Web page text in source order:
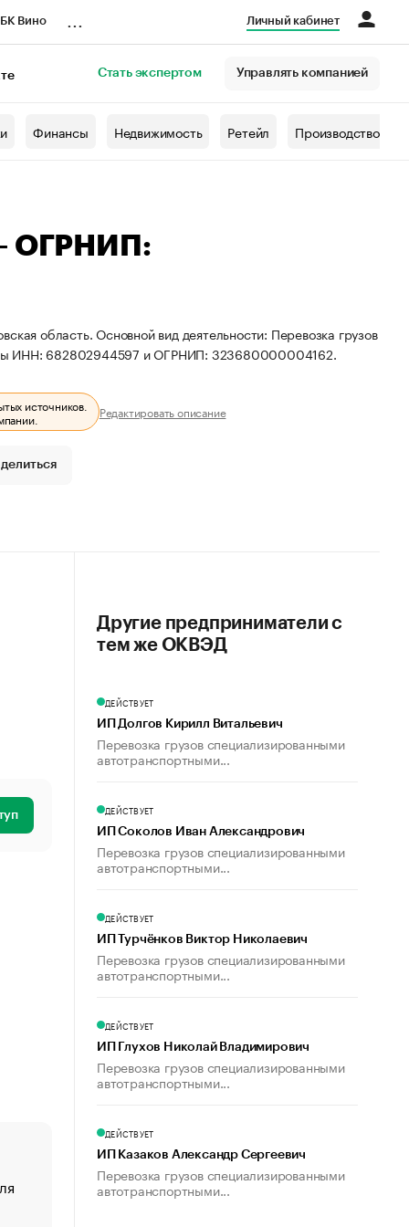
Вино Личный кабинет
Стать экспертом Управлять компанией
Финансы Недвижимость Ретейл Производство
ОГРНИП:
область. Основной вид деятельности: Перевозка грузов
ИНН: 682802944597 и ОГРНИП: 323680000004162.
источников. Редактировать описание
«От спорта тело стареет иначе». Как живет глава
создавшей GTA
Другие предприниматели с
тем же ОКВЭД
ДЕЙСТВУЕТ
ИП Долгов Кирилл Витальевич
Перевозка грузов специализированными
автотранспортными...
ДЕЙСТВУЕТ
ИП Соколов Иван Александрович
Перевозка грузов специализированными
автотранспортными...
ДЕЙСТВУЕТ
ИП Турчёнков Виктор Николаевич
Перевозка грузов специализированными
автотранспортными...
ДЕЙСТВУЕТ
ИП Глухов Николай Владимирович
Перевозка грузов специализированными
автотранспортными...
ДЕЙСТВУЕТ
ИП Казаков Александр Сергеевич
Перевозка грузов специализированными
автотранспортными...